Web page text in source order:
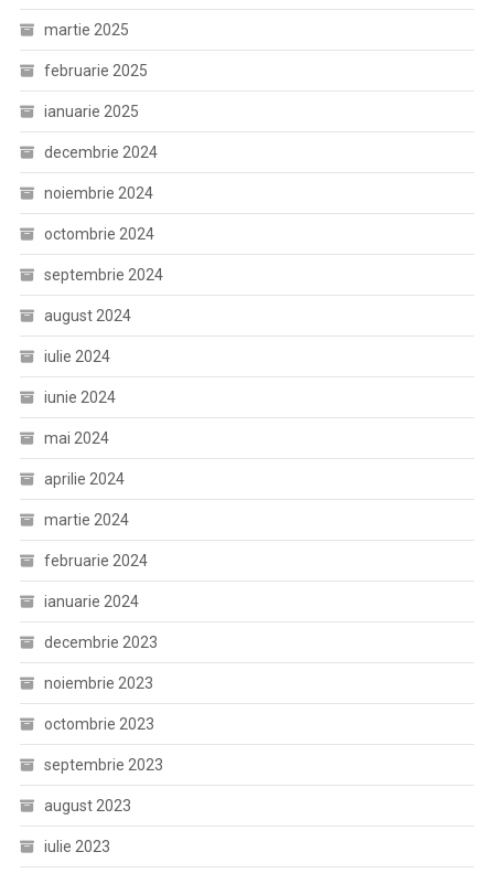
martie 2025
februarie 2025
ianuarie 2025
decembrie 2024
noiembrie 2024
octombrie 2024
septembrie 2024
august 2024
iulie 2024
iunie 2024
mai 2024
aprilie 2024
martie 2024
februarie 2024
ianuarie 2024
decembrie 2023
noiembrie 2023
octombrie 2023
septembrie 2023
august 2023
iulie 2023